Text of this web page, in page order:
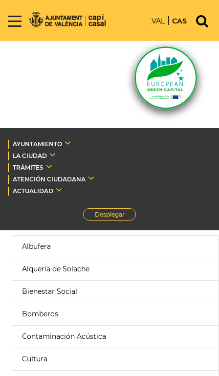
VAL CAS
AYUNTAMIENTO
LA CIUDAD
TRÁMITES
ATENCIÓN CIUDADANA
ACTUALIDAD
Desplegar
Albufera
Alquería de Solache
Bienestar Social
Bomberos
Contaminación Acústica
Cultura